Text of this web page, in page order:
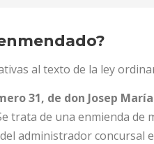
al texto de la ley
31, de don Josep
trata de una enmienda de
administrador concursal